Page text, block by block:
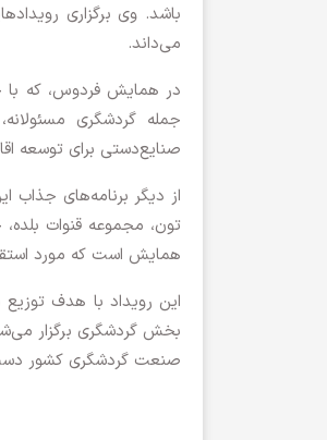
باشد. وی برگزاری
می‌داند.
جمله گردشگری
صنایع‌دستی برای توسعه
از دیگر برنامه‌های
تون، مجموعه قنوات
همایش است که مورد
این رویداد با هدف
بخش گردشگری برگزار
صنعت گردشگری کشور